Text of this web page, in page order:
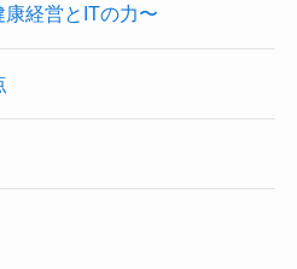
経営とITの力〜